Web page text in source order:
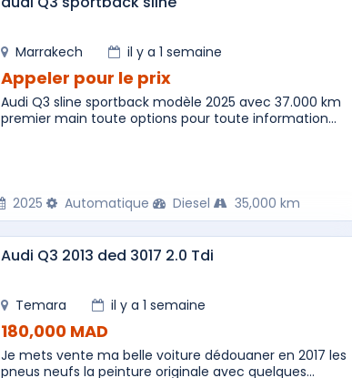
Marrakech il y a 1 semaine
Appeler pour le prix
Audi Q3 sline sportback modèle 2025 avec 37.000 km
premier main toute options pour toute information...
2025 Automatique Diesel 35,000 km
Audi Q3 2013 ded 3017 2.0 Tdi
Temara il y a 1 semaine
180,000 MAD
Je mets vente ma belle voiture dédouaner en 2017 les
pneus neufs la peinture originale avec quelques...